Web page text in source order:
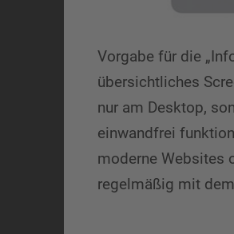
Vorgabe für die
übersichtliches
nur am Desktop,
einwandfrei
moderne Websites
regelmäßig mit